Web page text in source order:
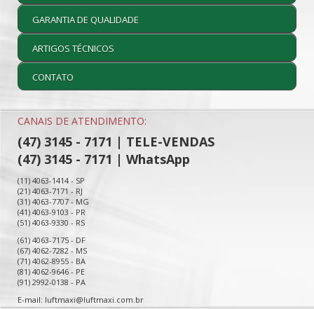
GARANTIA DE QUALIDADE
ARTIGOS TÉCNICOS
CONTATO
CANAIS DE ATENDIMENTO:
(47) 3145 - 7171 | TELE-VENDAS
(47) 3145 - 7171 | WhatsApp
(11) 4063-1414 - SP
(21) 4063-7171 - RJ
(31) 4063-7707 - MG
(41) 4063-9103 - PR
(51) 4063-9330 - RS
(61) 4063-7175 - DF
(67) 4062-7282 - MS
(71) 4062-8955 - BA
(81) 4062-9646 - PE
(91) 2992-0138 - PA
E-mail: luftmaxi@luftmaxi.com.br